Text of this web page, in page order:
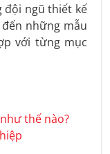
đội ngũ thiết kế
những mẫu
với từng mục
thế nào?